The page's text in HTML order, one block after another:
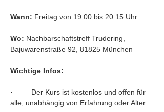
Wann: Freitag von 19:00 bis 20:15 Uhr
Wo: Nachbarschaftstreff Trudering,
Bajuwarenstraße 92, 81825 München
Wichtige Infos:
·         Der Kurs ist kostenlos und offen für
alle, unabhängig von Erfahrung oder Alter.